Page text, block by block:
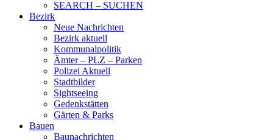
SEARCH – SUCHEN
Bezirk
Neue Nachrichten
Bezirk aktuell
Kommunalpolitik
Ämter – PLZ – Parken
Polizei Aktuell
Stadtbilder
Sightseeing
Gedenkstätten
Gärten & Parks
Bauen
Baunachrichten